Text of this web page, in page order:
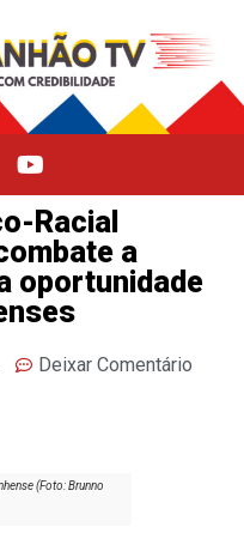
Racial
a
oportunidade
Deixar Comentário
(Foto: Brunno